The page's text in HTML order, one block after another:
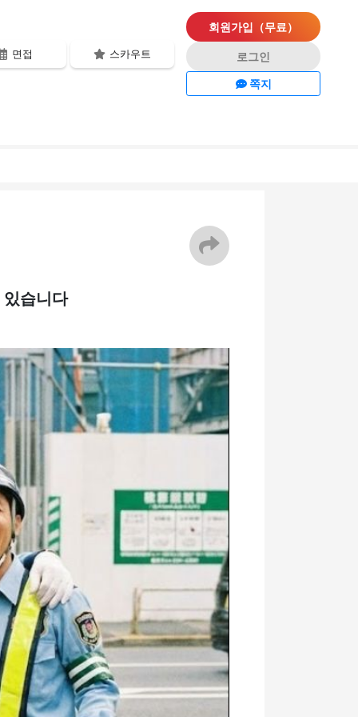
면접 스카우트
회원가입（무료）
로그인
쪽지
습니다